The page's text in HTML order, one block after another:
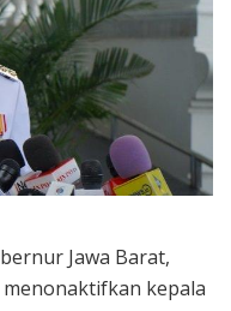
Jawa Barat,
kepala